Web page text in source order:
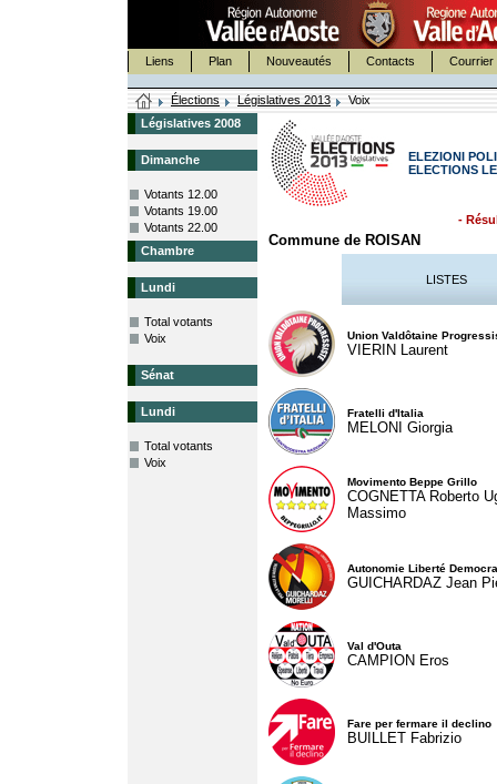
Liens Plan Nouveautés Contacts Courrier
Élections Législatives 2013
Voix
Législatives 2008
Dimanche
Votants 12.00
Votants 19.00
Votants 22.00
Chambre
Lundi
Total votants
Voix
Sénat
Lundi
Total votants
Voix
ELEZIONI
ELECTIONS
-
Commune de ROISAN
LISTES
Union Valdôtaine
VIERIN Laurent
Fratelli d'Italia
MELONI Giorgia
Movimento Beppe Grillo
COGNETTA Roberto
Massimo
Autonomie Liberté
GUICHARDAZ Jean
Val d'Outa
CAMPION Eros
Fare per fermare il declino
BUILLET Fabrizio